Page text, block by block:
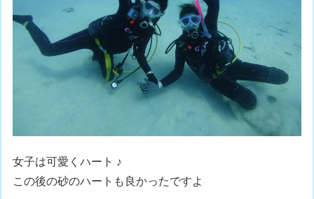
女子は可愛くハート ♪
この後の砂のハートも良かったですよ